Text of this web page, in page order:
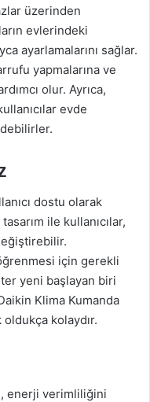
üzerinden
evlerindeki
ayarlamalarını sağlar.
yapmalarına ve
olur. Ayrıca,
evde
dostu olarak
ile kullanıcılar,
için gerekli
yeni başlayan biri
Klima Kumanda
oldukça kolaydır.
enerji verimliliğini